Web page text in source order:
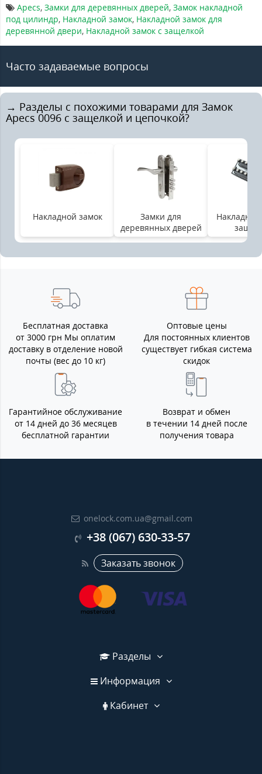
Apecs, Замки для деревянных дверей, Замок накладной
под цилиндр, Накладной замок, Накладной замок для
деревянной двери, Накладной замок с защелкой
Часто задаваемые вопросы
→ Разделы с похожими товарами для Замок
Apecs 0096 с защелкой и цепочкой?
Накладной замок
Замки для
деревянных дверей
Накладной
Бесплатная доставка
от 3000 грн Мы оплатим
доставку в отделение новой
почты (вес до 10 кг)
Оптовые цены
Для постоянных клиентов
существует гибкая система
скидок
Гарантийное обслуживание
от 14 дней до 36 месяцев
бесплатной гарантии
Возврат и обмен
в течении 14 дней после
получения товара
onelock.com.ua@gmail.com
+38 (067) 630-33-57
Заказать звонок
Разделы
Информация
Кабинет